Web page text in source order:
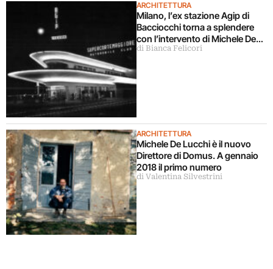
ARCHITETTURA
Milano, l’ex stazione Agip di
Bacciocchi torna a splendere
con l’intervento di Michele De
Lucchi
di Bianca Felicori
ARCHITETTURA
Michele De Lucchi è il nuovo
Direttore di Domus. A gennaio
2018 il primo numero
di Valentina Silvestrini